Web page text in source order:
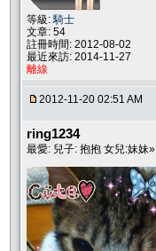
等級:騎士
文章: 54
註冊時間: 2012-08-02
最近來訪: 2014-11-27
離線
2012-11-20 02:51 AM
ring1234
最愛: 兒子: 抱抱 女兒:妹妹»